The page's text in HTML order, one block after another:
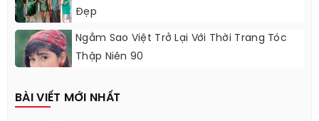
Đẹp
Ngắm Sao Việt Trở Lại Với Thời Trang Tóc
Thập Niên 90
BÀI VIẾT MỚI NHẤT